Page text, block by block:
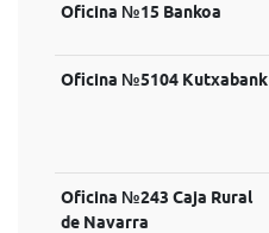
Oficina №15 Bankoa
Oficina №5104 Kutxabank
Oficina №243 Caja Rural
de Navarra